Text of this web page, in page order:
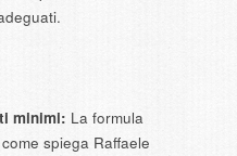
minimi: La formula
spiega Raffaele